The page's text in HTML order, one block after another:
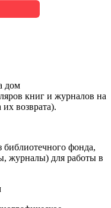
дом
книг и журналов на
возврата).
библиотечного фонда,
журналы) для работы в